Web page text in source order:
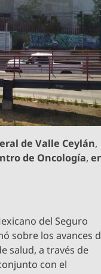
de Valle Ceylán,
de Oncología,
del Seguro
sobre los avances
salud, a través de
con el